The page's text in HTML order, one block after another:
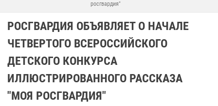
росгвардия"
РОСГВАРДИЯ ОБЪЯВЛЯЕТ О НАЧАЛЕ
ЧЕТВЕРТОГО ВСЕРОССИЙСКОГО
ДЕТСКОГО КОНКУРСА
ИЛЛЮСТРИРОВАННОГО РАССКАЗА
"МОЯ РОСГВАРДИЯ"